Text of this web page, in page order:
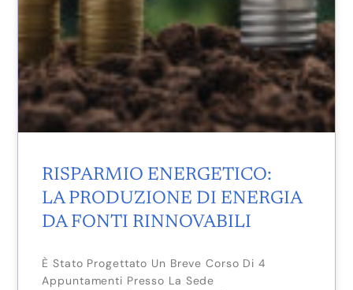
RISPARMIO ENERGETICO:
LA PRODUZIONE DI ENERGIA
DA FONTI RINNOVABILI
È Stato Progettato Un Breve Corso Di 4
Appuntamenti Presso La Sede